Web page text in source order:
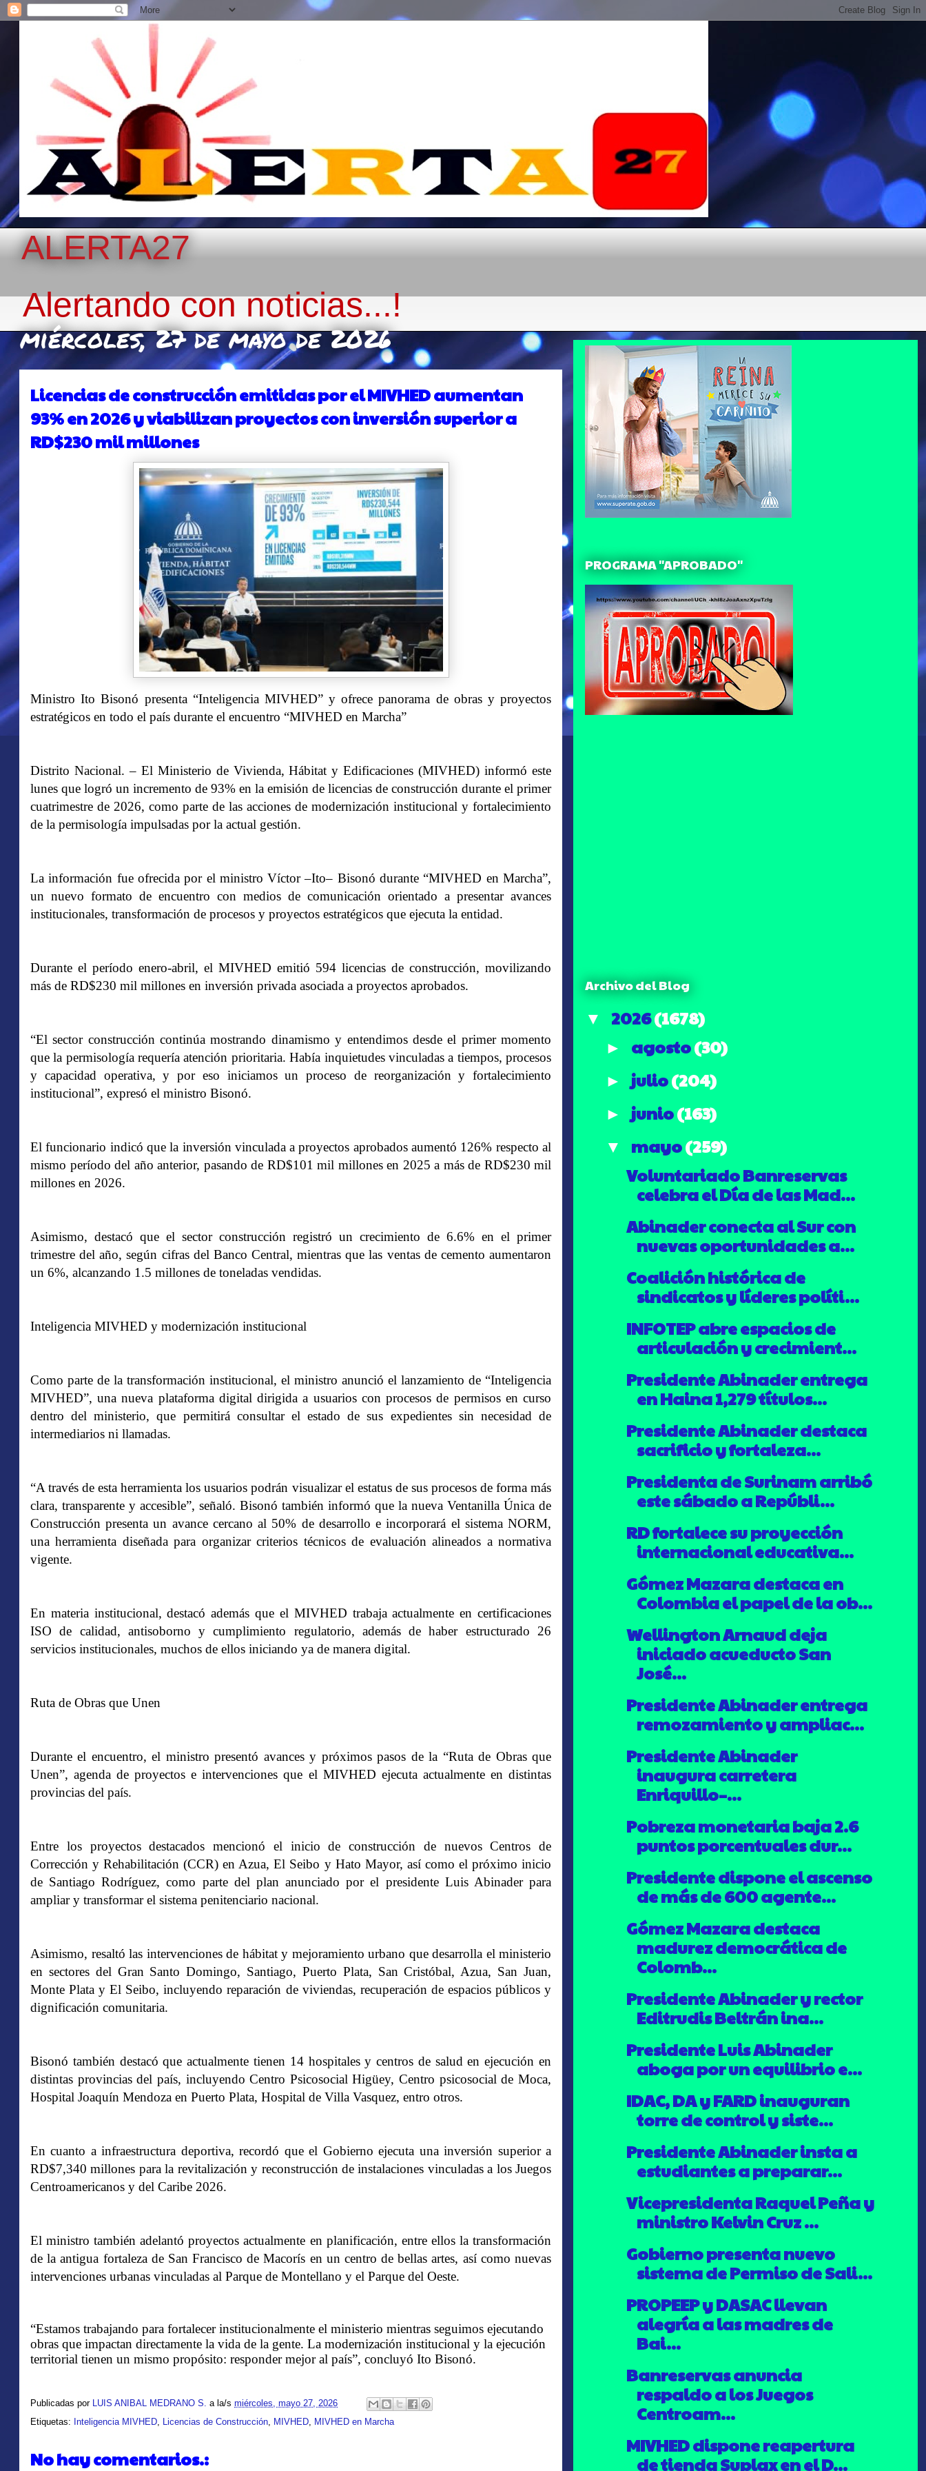
ALERTA27
Alertando con noticias...!
miércoles, 27 de mayo de 2026
Licencias de construcción emitidas por el MIVHED aumentan
93% en 2026 y viabilizan proyectos con inversión superior a
RD$230 mil millones
Ministro Ito Bisonó presenta “Inteligencia MIVHED” y ofrece panorama de obras y proyectos
estratégicos en todo el país durante el encuentro “MIVHED en Marcha”
Distrito Nacional. – El Ministerio de Vivienda, Hábitat y Edificaciones (MIVHED) informó este
lunes que logró un incremento de 93% en la emisión de licencias de construcción durante el primer
cuatrimestre de 2026, como parte de las acciones de modernización institucional y fortalecimiento
de la permisología impulsadas por la actual gestión.
La información fue ofrecida por el ministro Víctor –Ito– Bisonó durante “MIVHED en Marcha”,
un nuevo formato de encuentro con medios de comunicación orientado a presentar avances
institucionales, transformación de procesos y proyectos estratégicos que ejecuta la entidad.
Durante el período enero-abril, el MIVHED emitió 594 licencias de construcción, movilizando
más de RD$230 mil millones en inversión privada asociada a proyectos aprobados.
“El sector construcción continúa mostrando dinamismo y entendimos desde el primer momento
que la permisología requería atención prioritaria. Había inquietudes vinculadas a tiempos, procesos
y capacidad operativa, y por eso iniciamos un proceso de reorganización y fortalecimiento
institucional”, expresó el ministro Bisonó.
El funcionario indicó que la inversión vinculada a proyectos aprobados aumentó 126% respecto al
mismo período del año anterior, pasando de RD$101 mil millones en 2025 a más de RD$230 mil
millones en 2026.
Asimismo, destacó que el sector construcción registró un crecimiento de 6.6% en el primer
trimestre del año, según cifras del Banco Central, mientras que las ventas de cemento aumentaron
un 6%, alcanzando 1.5 millones de toneladas vendidas.
Inteligencia MIVHED y modernización institucional
Como parte de la transformación institucional, el ministro anunció el lanzamiento de “Inteligencia
MIVHED”, una nueva plataforma digital dirigida a usuarios con procesos de permisos en curso
dentro del ministerio, que permitirá consultar el estado de sus expedientes sin necesidad de
intermediarios ni llamadas.
“A través de esta herramienta los usuarios podrán visualizar el estatus de sus procesos de forma más
clara, transparente y accesible”, señaló. Bisonó también informó que la nueva Ventanilla Única de
Construcción presenta un avance cercano al 50% de desarrollo e incorporará el sistema NORM,
una herramienta diseñada para organizar criterios técnicos de evaluación alineados a normativa
vigente.
En materia institucional, destacó además que el MIVHED trabaja actualmente en certificaciones
ISO de calidad, antisoborno y cumplimiento regulatorio, además de haber estructurado 26
servicios institucionales, muchos de ellos iniciando ya de manera digital.
Ruta de Obras que Unen
Durante el encuentro, el ministro presentó avances y próximos pasos de la “Ruta de Obras que
Unen”, agenda de proyectos e intervenciones que el MIVHED ejecuta actualmente en distintas
provincias del país.
Entre los proyectos destacados mencionó el inicio de construcción de nuevos Centros de
Corrección y Rehabilitación (CCR) en Azua, El Seibo y Hato Mayor, así como el próximo inicio
de Santiago Rodríguez, como parte del plan anunciado por el presidente Luis Abinader para
ampliar y transformar el sistema penitenciario nacional.
Asimismo, resaltó las intervenciones de hábitat y mejoramiento urbano que desarrolla el ministerio
en sectores del Gran Santo Domingo, Santiago, Puerto Plata, San Cristóbal, Azua, San Juan,
Monte Plata y El Seibo, incluyendo reparación de viviendas, recuperación de espacios públicos y
dignificación comunitaria.
Bisonó también destacóque actualmente tienen 14 hospitales y centros de salud en ejecución en
distintas provincias del país, incluyendo Centro Psicosocial Higüey, Centro psicosocial de Moca,
Hospital Joaquín Mendoza en Puerto Plata, Hospital de Villa Vasquez, entro otros.
En cuanto a infraestructura deportiva, recordó que el Gobierno ejecuta una inversión superior a
RD$7,340 millones para la revitalización y reconstrucción de instalaciones vinculadas a los Juegos
Centroamericanos y del Caribe 2026.
El ministro también adelantó proyectos actualmente en planificación, entre ellos la transformación
de la antigua fortaleza de San Francisco de Macorís en un centro de bellas artes, así como nuevas
intervenciones urbanas vinculadas al Parque de Montellano y el Parque del Oeste.
“Estamos trabajando para fortalecer institucionalmente el ministerio mientras seguimos ejecutando
obras que impactan directamente la vida de la gente. La modernización institucional y la ejecución
territorial tienen un mismo propósito: responder mejor al país”, concluyó Ito Bisonó.
Publicadas por LUIS ANIBAL MEDRANO S. a la/s miércoles, mayo 27, 2026
Etiquetas: Inteligencia MIVHED, Licencias de Construcción, MIVHED, MIVHED en Marcha
No hay comentarios.:
PROGRAMA "APROBADO"
Archivo del Blog
▼ 2026(1678)
► agosto(30)
► julio(204)
► junio(163)
▼ mayo(259)
Voluntariado Banreservas
celebra el Día de las Mad...
Abinader conecta al Sur con
nuevas oportunidades a...
Coalición histórica de
sindicatos y líderes políti...
INFOTEP abre espacios de
articulación y crecimient...
Presidente Abinader entrega
en Haina 1,279 títulos...
Presidente Abinader destaca
sacrificio y fortaleza...
Presidenta de Surinam arribó
este sábado a Repúbli...
RD fortalece su proyección
internacional educativa...
Gómez Mazara destaca en
Colombia el papel de la ob...
Wellington Arnaud deja
iniciado acueducto San
José...
Presidente Abinader entrega
remozamiento y ampliac...
Presidente Abinader
inaugura carretera
Enriquillo–...
Pobreza monetaria baja 2.6
puntos porcentuales dur...
Presidente dispone el ascenso
de más de 600 agente...
Gómez Mazara destaca
madurez democrática de
Colomb...
Presidente Abinader y rector
Editrudis Beltrán ina...
Presidente Luis Abinader
aboga por un equilibrio e...
IDAC, DA y FARD inauguran
torre de control y siste...
Presidente Abinader insta a
estudiantes a preparar...
Vicepresidenta Raquel Peña y
ministro Kelvin Cruz ...
Gobierno presenta nuevo
sistema de Permiso de Sali...
PROPEEP y DASAC llevan
alegría a las madres de
Bai...
Banreservas anuncia
respaldo a los Juegos
Centroam...
MIVHED dispone reapertura
de tienda Suplax en el D...